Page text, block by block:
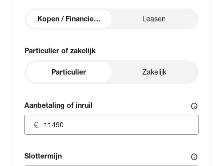
Kopen / Financieren Leasen
Particulier of zakelijk
Particulier Zakelijk
Aanbetaling of inruil info
Slottermijn info